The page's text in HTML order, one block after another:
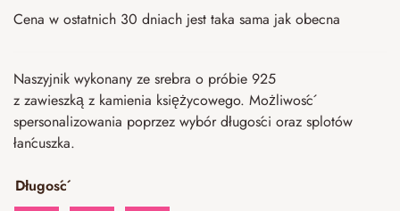
Cena w ostatnich 30 dniach jest taka sama jak obecna
Naszyjnik wykonany ze srebra o próbie 925
z zawieszką z kamienia księżycowego. Możliwość
spersonalizowania poprzez wybór długości oraz splotów
łańcuszka.
Długość